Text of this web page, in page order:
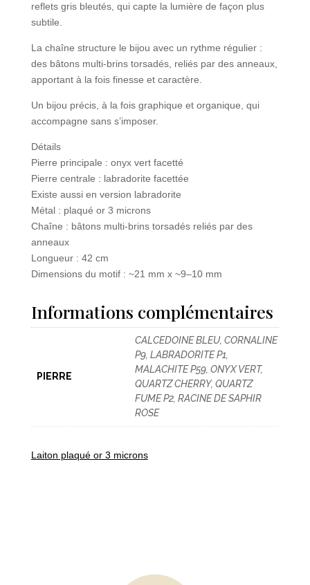
reflets gris bleutés, qui capte la lumière de façon plus
subtile.
La chaîne structure le bijou avec un rythme régulier :
des bâtons multi-brins torsadés, reliés par des anneaux,
apportant à la fois finesse et caractère.
Un bijou précis, à la fois graphique et organique, qui
accompagne sans s’imposer.
Détails
Pierre principale : onyx vert facetté
Pierre centrale : labradorite facettée
Existe aussi en version labradorite
Métal : plaqué or 3 microns
Chaîne : bâtons multi-brins torsadés reliés par des
anneaux
Longueur : 42 cm
Dimensions du motif : ~21 mm x ~9–10 mm
Informations complémentaires
PIERRE
CALCEDOINE BLEU, CORNALINE
P9, LABRADORITE P1,
MALACHITE P59, ONYX VERT,
QUARTZ CHERRY, QUARTZ
FUME P2, RACINE DE SAPHIR
ROSE
Laiton plaqué or 3 microns